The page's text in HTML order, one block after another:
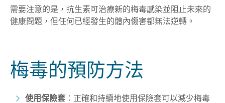
需要注意的是，抗生素可治療新的梅毒感染並阻止未來的
健康問題，但任何已經發生的體內傷害都無法逆轉。
梅毒的預防方法
使用保險套 ：正確和持續地使用保險套可以減少梅毒